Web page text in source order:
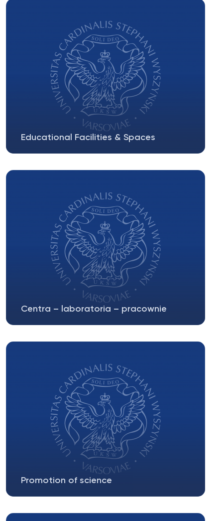
Educational Facilities & Spaces
in Warsaw (UKSW) saw the completion...
Centra – laboratoria – pracownie
Przyrodniczych na UKSW powstało w celu...
Promotion of science
Philosophers’ Academy is an...